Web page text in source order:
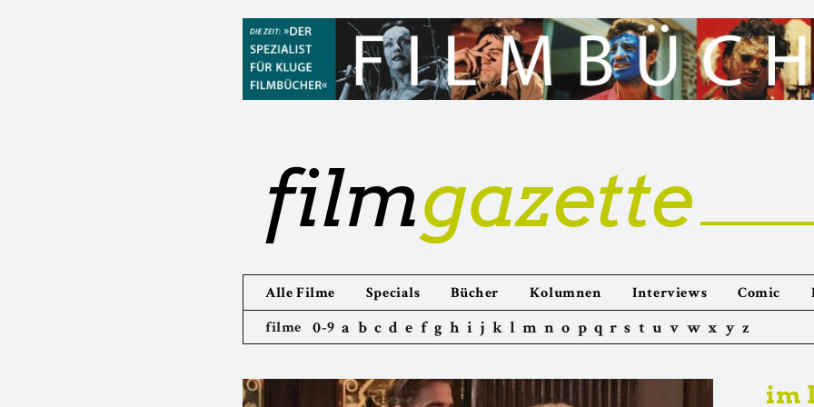
filmgazette
Alle Filme Specials Bücher Kolumnen Interviews Comic
filme 0-9 a b c d e f g h i j k l m n o p q r s t u v w x y z
im